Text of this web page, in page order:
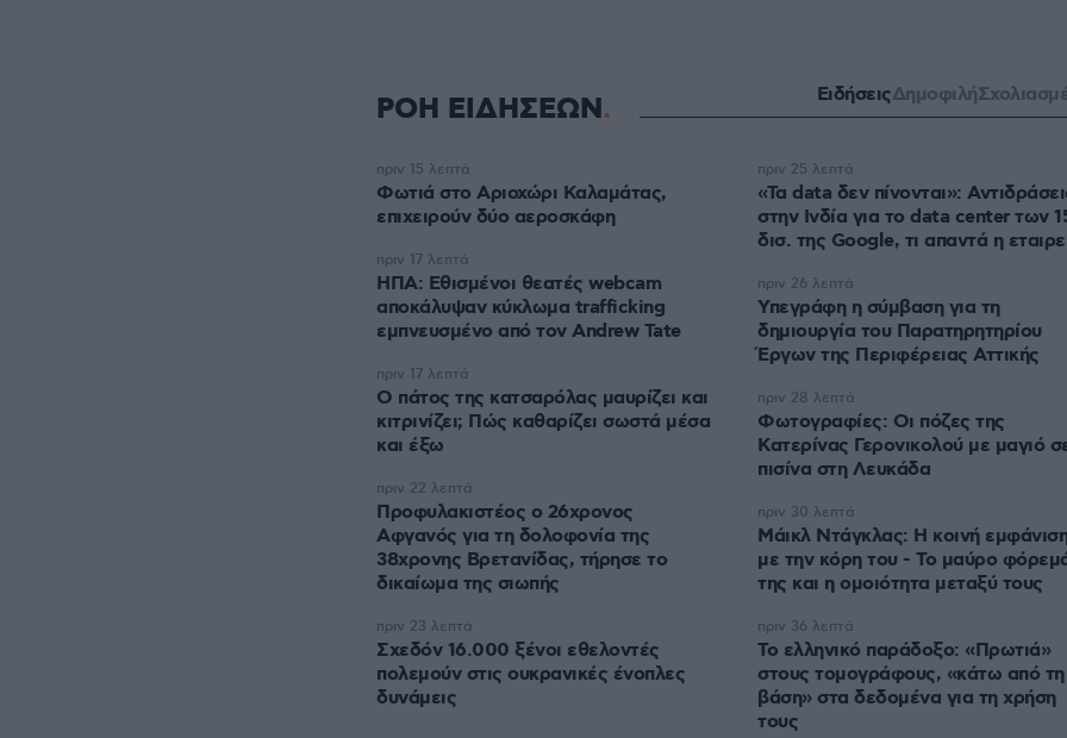
ΡΟΗ ΕΙΔΗΣΕΩΝ ΕιδήσειςΔημοφιλή
Φωτιά στο Αριοχώρι Καλαμάτας,
επιχειρούν δύο αεροσκάφη
πριν 15 λεπτά
ΗΠΑ: Εθισμένοι θεατές webcam
αποκάλυψαν κύκλωμα trafficking
εμπνευσμένο από τον Andrew Tate
πριν 17 λεπτά
Ο πάτος της κατσαρόλας μαυρίζει και
κιτρινίζει; Πώς καθαρίζει σωστά μέσα
και έξω
πριν 17 λεπτά
Προφυλακιστέος ο 26χρονος
Αφγανός για τη δολοφονία της
38χρονης Βρετανίδας, τήρησε το
δικαίωμα της σιωπής
πριν 22 λεπτά
Σχεδόν 16.000 ξένοι εθελοντές
πολεμούν στις ουκρανικές ένοπλες
δυνάμεις
πριν 23 λεπτά
«Τα data δεν πίνονται»:
στην Ινδία για το data center των
δισ. της Google, τι απαντά η
πριν 25 λεπτά
Υπεγράφη η σύμβαση για τη
δημιουργία του Παρατηρητηρίου
Έργων της Περιφέρειας Αττικής
πριν 26 λεπτά
Φωτογραφίες: Οι πόζες της
Κατερίνας Γερονικολού με μαγιό
πισίνα στη Λευκάδα
πριν 28 λεπτά
Μάικλ Ντάγκλας: Η κοινή εμφάνιση
με την κόρη του - Το μαύρο
της και η ομοιότητα μεταξύ τους
πριν 30 λεπτά
Το ελληνικό παράδοξο: «Πρωτιά»
στους τομογράφους, «κάτω από τη
βάση» στα δεδομένα για τη χρήση
τους
πριν 36 λεπτά